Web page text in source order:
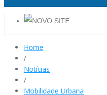
Home
/
Notícias
/
Mobilidade Urbana